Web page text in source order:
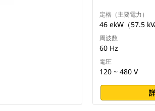
定格（主要電力）
46 ekW（57.5
周波数
60 Hz
電圧
120 ~ 480 V